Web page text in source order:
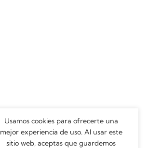
Usamos cookies para ofrecerte una
mejor experiencia de uso. Al usar este
sitio web, aceptas que guardemos